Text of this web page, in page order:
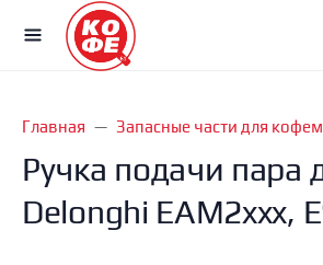
Главная Запасные части для
Ручка подачи пара
Delonghi EAM2xxx,